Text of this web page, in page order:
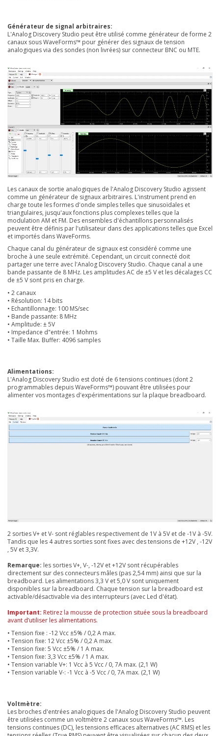
Générateur de signal arbitraires:
L'Analog Discovery Studio peut être utilisé comme générateur de forme 2
canaux sous WaveForms™ pour générer des signaux de tension
analogiques via des sondes (non livrées) sur connecteur BNC ou MTE.
Les canaux de sortie analogiques de l'Analog Discovery Studio agissent
comme un générateur de signaux arbitraires. L'instrument prend en
charge toute les formes d'onde simples telles que sinusoïdales et
triangulaires, jusqu'aux fonctions plus complexes telles que la
modulation AM et FM. Des ensembles d'échantillons personnalisés
peuvent être définis par l'utilisateur dans des applications telles que Excel
et importés dans WaveForms.
Chaque canal du générateur de signaux est considéré comme une
broche à une seule extrémité. Cependant, un circuit connecté doit
partager une terre avec l'Analog Discovery Studio. Chaque canal a une
bande passante de 8 MHz. Les amplitudes AC de ±5 V et les décalages CC
de ±5 V sont pris en charge.
• 2 canaux
• Résolution: 14 bits
• Echantillonnage: 100 MS/sec
• Bande passante: 8 MHz
• Amplitude: ± 5V
• Impedance d"entrée: 1 Mohms
• Taille Max. Buffer: 4096 samples
Alimentations:
L'Analog Discovery Studio est doté de 6 tensions continues (dont 2
programmables depuis WaveForms™) pouvant être utilisées pour
alimenter vos montages d'expérimentations sur la plaque breadboard.
2 sorties V+ et V- sont réglables respectivement de 1V à 5V et de -1V à -5V.
Tandis que les 4 autres sorties sont fixes avec des tensions de +12V , -12V
, 5V et 3,3V.
Remarque: les sorties V+, V-, -12V et +12V sont récupérables
directement sur des connecteurs mâles (pas 2,54 mm) ainsi que sur la
breadboard. Les alimentations 3,3 V et 5,0 V sont uniquement
disponibles sur la breadboard. Chaque tension sur la breadboard est
activable/désactivable via des interrupteurs (avec Led d'état).
Important: Retirez la mousse de protection située sous la breadboard
avant d’utiliser les alimentations.
• Tension fixe : -12 Vcc ±5% / 0,2 A max.
• Tension fixe: 12 Vcc ±5% / 0,2 A max.
• Tension fixe: 5 Vcc ±5% / 1 A max.
• Tension fixe: 3,3 Vcc ±5% / 1 A max.
• Tension variable V+: 1 Vcc à 5 Vcc / 0, 7A max. (2,1 W)
• Tension variable V-: -1 Vcc à -5 Vcc / 0, 7A max. (2,1 W)
Voltmètre:
Les broches d'entrées analogiques de l'Analog Discovery Studio peuvent
être utilisées comme un voltmètre 2 canaux sous WaveForms™. Les
tensions continues (DC), les tensions efficaces alternatives (AC RMS) et les